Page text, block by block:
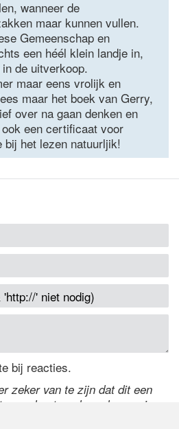
wanneer de
maar kunnen vullen.
Gemeenschap en
een héél klein landje in,
de uitverkoop.
maar eens vrolijk en
maar het boek van Gerry,
over na gaan denken en
een certificaat voor
het lezen natuurljik!
bij reacties.
zeker van te zijn dat dit een
onderstaande code over in